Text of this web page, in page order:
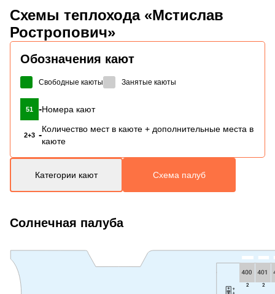
Схемы теплохода «Мстислав
Ростропович»
Обозначения кают
Свободные каюты Занятые каюты
51 -Номера кают
2+3 -
Количество мест в каюте + дополнительные места в
каюте
Категории кают Схема палуб
Солнечная палуба